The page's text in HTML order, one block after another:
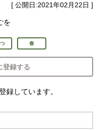
[ 公開日:2021年02月22日 ]
を
春
登録する
録しています。